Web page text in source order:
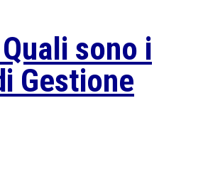
sono i
Gestione